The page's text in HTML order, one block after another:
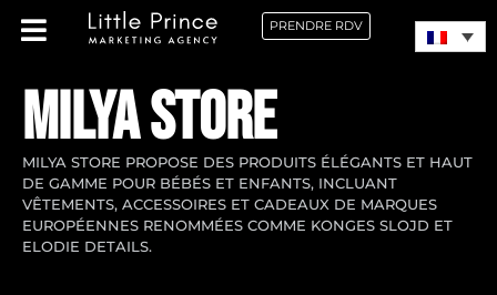
PRENDRE RDV
MILYA STORE
MILYA STORE PROPOSE DES PRODUITS ÉLÉGANTS ET HAUT
DE GAMME POUR BÉBÉS ET ENFANTS, INCLUANT
VÊTEMENTS, ACCESSOIRES ET CADEAUX DE MARQUES
EUROPÉENNES RENOMMÉES COMME KONGES SLOJD ET
ELODIE DETAILS.